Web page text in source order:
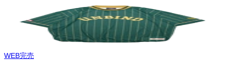
WEB完売